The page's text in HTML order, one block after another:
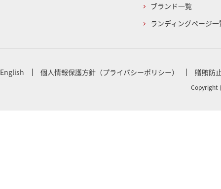
ブランド一覧
ランディングページ一
English 個人情報保護方針（プライバシーポリシー） 贈賄防
Copyright